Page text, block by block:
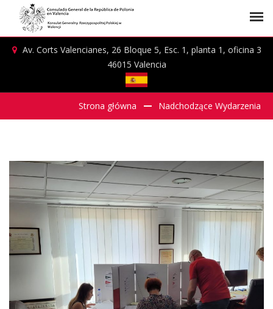
Av. Corts Valencianes, 26 Bloque 5, Esc. 1, planta 1, oficina 3
46015 Valencia
Strona główna Nadchodzące Wydarzenia